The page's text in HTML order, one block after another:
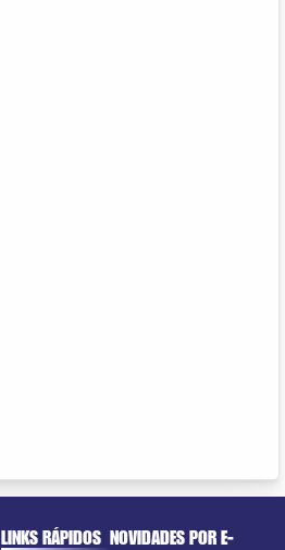
LINKS RÁPIDOS NOVIDADES POR E-